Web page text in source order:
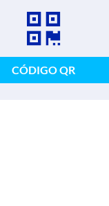
CÓDIGO QR